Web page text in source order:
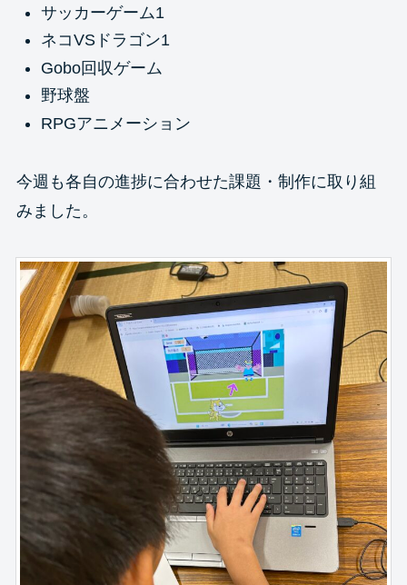
サッカーゲーム1
ネコVSドラゴン1
Gobo回収ゲーム
野球盤
RPGアニメーション
今週も各自の進捗に合わせた課題・制作に取り組
みました。